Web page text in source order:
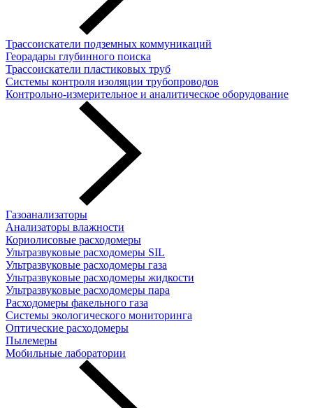
Трассоискатели подземных коммуникаций
Георадары глубинного поиска
Трассоискатели пластиковых труб
Cистемы контроля изоляции трубопроводов
Контрольно-измерительное и аналитическое оборудование
Газоанализаторы
Анализаторы влажности
Кориолисовые расходомеры
Ультразвуковые расходомеры SIL
Ультразвуковые расходомеры газа
Ультразвуковые расходомеры жидкости
Ультразвуковые расходомеры пара
Расходомеры факельного газа
Системы экологического мониторинга
Оптические расходомеры
Пылемеры
Мобильные лаборатории